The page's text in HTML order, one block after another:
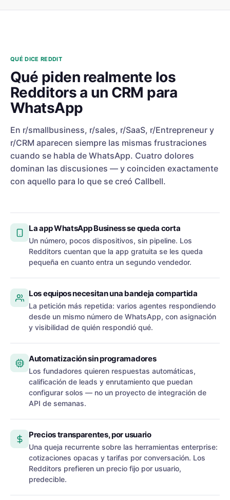
QUÉ DICE REDDIT
Qué piden realmente los
Redditors a un CRM para
WhatsApp
En r/smallbusiness, r/sales, r/SaaS, r/Entrepreneur y
r/CRM aparecen siempre las mismas frustraciones
cuando se habla de WhatsApp. Cuatro dolores
dominan las discusiones — y coinciden exactamente
con aquello para lo que se creó Callbell.
La app WhatsApp Business se queda corta
Un número, pocos dispositivos, sin pipeline. Los
Redditors cuentan que la app gratuita se les queda
pequeña en cuanto entra un segundo vendedor.
Los equipos necesitan una bandeja compartida
La petición más repetida: varios agentes respondiendo
desde un mismo número de WhatsApp, con asignación
y visibilidad de quién respondió qué.
Automatización sin programadores
Los fundadores quieren respuestas automáticas,
calificación de leads y enrutamiento que puedan
configurar solos — no un proyecto de integración de
API de semanas.
Precios transparentes, por usuario
Una queja recurrente sobre las herramientas enterprise:
cotizaciones opacas y tarifas por conversación. Los
Redditors prefieren un precio fijo por usuario,
predecible.